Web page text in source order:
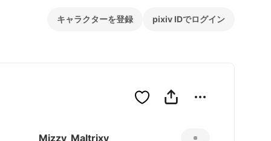
キャラクターを登録 pixiv IDでログイン
Mizzy_Maltrixy